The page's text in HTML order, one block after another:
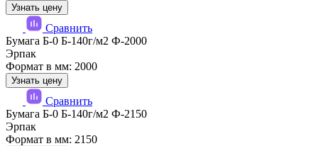
Узнать цену
Сравнить
Бумага Б-0 Б-140г/м2 Ф-2000
Эрпак
Формат в мм: 2000
Узнать цену
Сравнить
Бумага Б-0 Б-140г/м2 Ф-2150
Эрпак
Формат в мм: 2150